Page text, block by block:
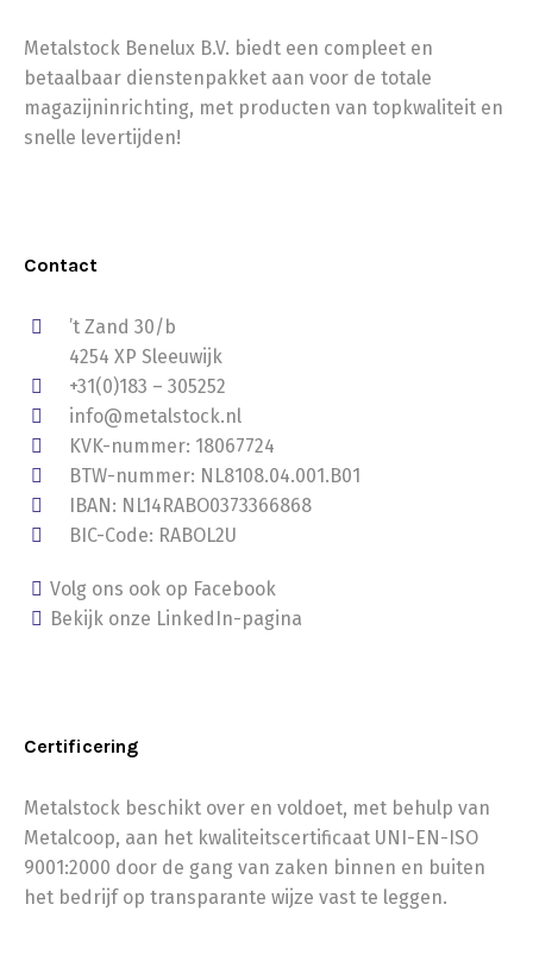
Metalstock Benelux B.V. biedt een compleet en
betaalbaar dienstenpakket aan voor de totale
magazijninrichting, met producten van topkwaliteit en
snelle levertijden!
Contact
’t Zand 30/b
4254 XP Sleeuwijk
+31(0)183 – 305252
info@metalstock.nl
KVK-nummer: 18067724
BTW-nummer: NL8108.04.001.B01
IBAN: NL14RABO0373366868
BIC-Code: RABOL2U
Volg ons ook op Facebook
Bekijk onze LinkedIn-pagina
Certificering
Metalstock beschikt over en voldoet, met behulp van
Metalcoop, aan het kwaliteitscertificaat UNI-EN-ISO
9001:2000 door de gang van zaken binnen en buiten
het bedrijf op transparante wijze vast te leggen.